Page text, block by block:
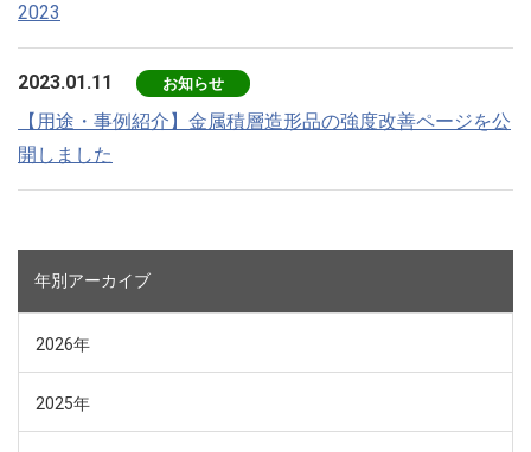
2023
2023.01.11 お知らせ
【用途・事例紹介】金属積層造形品の強度改善ページを公
開しました
年別アーカイブ
2026年
2025年